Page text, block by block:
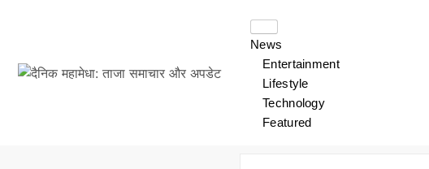
News
Entertainment
Lifestyle
Technology
Featured